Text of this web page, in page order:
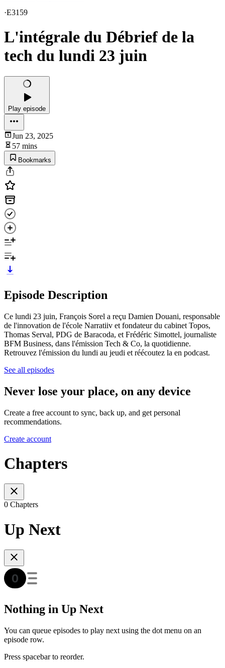
·E3159
L'intégrale du Débrief de la
tech du lundi 23 juin
Play episode
Jun 23, 2025
57 mins
Bookmarks
Episode Description
Ce lundi 23 juin, François Sorel a reçu Damien Douani, responsable
de l'innovation de l'école Narratiiv et fondateur du cabinet Topos,
Thomas Serval, PDG de Baracoda, et Frédéric Simottel, journaliste
BFM Business, dans l'émission Tech & Co, la quotidienne.
Retrouvez l'émission du lundi au jeudi et réécoutez la en podcast.
See all episodes
Never lose your place, on any device
Create a free account to sync, back up, and get personal
recommendations.
Create account
Chapters
0 Chapters
Up Next
Nothing in Up Next
You can queue episodes to play next using the dot menu on an
episode row.
Press spacebar to reorder.